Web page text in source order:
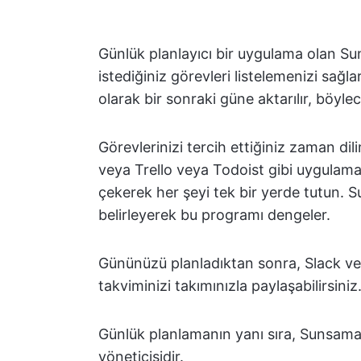
Günlük planlayıcı bir uygulama olan
istediğiniz görevleri listelemenizi
olarak bir sonraki güne aktarılır,
Görevlerinizi tercih ettiğiniz zaman
veya Trello veya Todoist gibi
çekerek her şeyi tek bir yerde tutun.
belirleyerek bu programı dengeler.
Gününüzü planladıktan sonra, Slack
takviminizi takımınızla paylaşabilirsiniz.
Günlük planlamanın yanı sıra,
yöneticisidir.